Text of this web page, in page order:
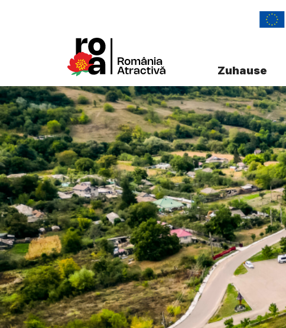
Zuhause